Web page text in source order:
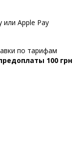
или Apple Pay
по тарифам
100 грн